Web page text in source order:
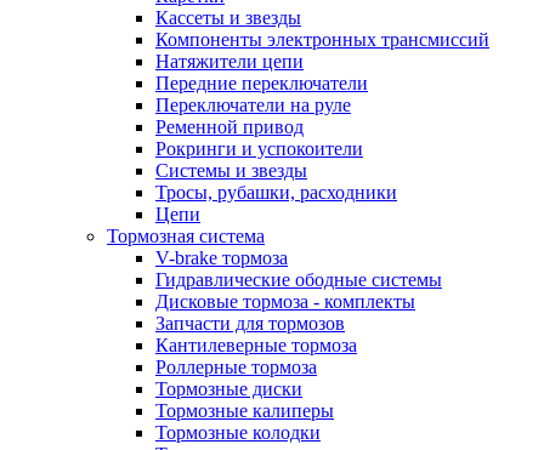
Кассеты и звезды
Компоненты электронных трансмиссий
Натяжители цепи
Передние переключатели
Переключатели на руле
Ременной привод
Рокринги и успокоители
Системы и звезды
Тросы, рубашки, расходники
Цепи
Тормозная система
V-brake тормоза
Гидравлические ободные системы
Дисковые тормоза - комплекты
Запчасти для тормозов
Кантилеверные тормоза
Роллерные тормоза
Тормозные диски
Тормозные калиперы
Тормозные колодки